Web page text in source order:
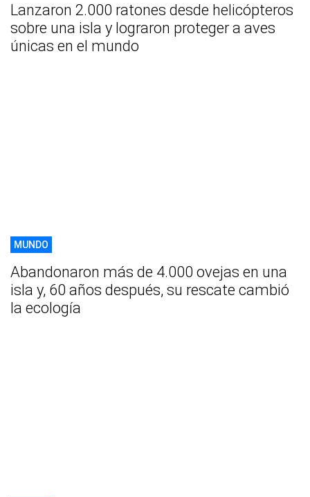
Lanzaron 2.000 ratones desde helicópteros
sobre una isla y lograron proteger a aves
únicas en el mundo
MUNDO
Abandonaron más de 4.000 ovejas en una
isla y, 60 años después, su rescate cambió
la ecología